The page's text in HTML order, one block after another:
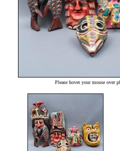
Please hover your mouse over